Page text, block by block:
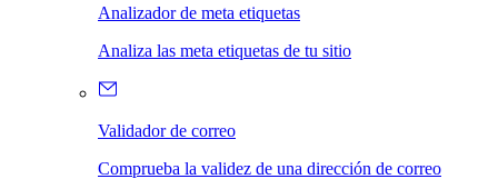
Analizador de meta etiquetas
Analiza las meta etiquetas de tu sitio
Validador de correo
Comprueba la validez de una dirección de correo